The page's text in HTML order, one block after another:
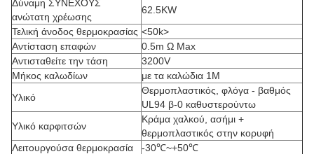
Δύναμη ΣΥΝΕΧΟΥΣ
ανώτατη χρέωσης
62.5KW
Τελική άνοδος θερμοκρασίας <50k>
Αντίσταση επαφών
0.5m Ω Max
Αντισταθείτε την τάση
3200V
Μήκος καλωδίων
με τα καλώδια 1M
Υλικό
Θερμοπλαστικός, φλόγα - βαθμός
UL94 β-0 καθυστερούντω
Υλικό καρφιτσών
Κράμα χαλκού, ασήμι +
θερμοπλαστικός στην κορυφή
Λειτουργούσα θερμοκρασία
-30℃~+50℃